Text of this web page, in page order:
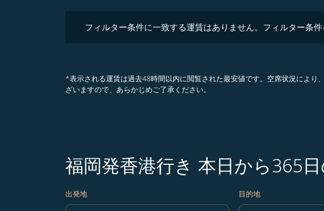
フィルター条件に一致する運賃はありません。フィルター条件
*表示される運賃は過去48時間以内に閲覧された最安値です。空席状況によ
ざいますので、あらかじめご了承ください。
福岡発香港行き 本日から365
出発地 目的地